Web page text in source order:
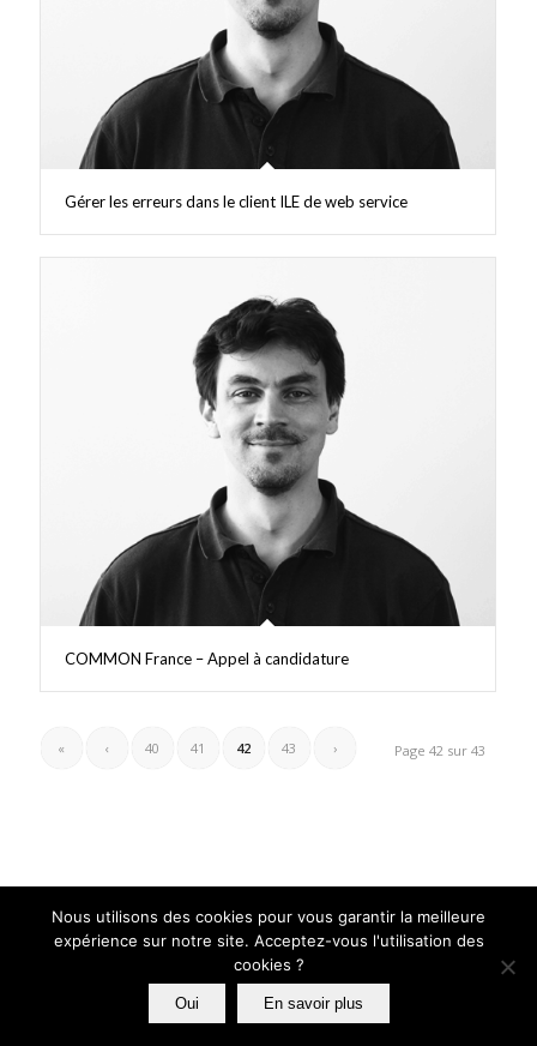
Gérer les erreurs dans le client ILE de web service
COMMON France – Appel à candidature
Page 42 sur 43
« ‹ 40 41 42 43 ›
©Copyright. GAIA MINI SYSTEMES | Tous droits réservés |Mentions
Wovenlinks, agence web
Expertises Centre de services
Contact Dispositifs IA Blog
Nous utilisons des cookies pour vous garantir la meilleure
expérience sur notre site. Acceptez-vous l'utilisation des
cookies ?
Oui En savoir plus